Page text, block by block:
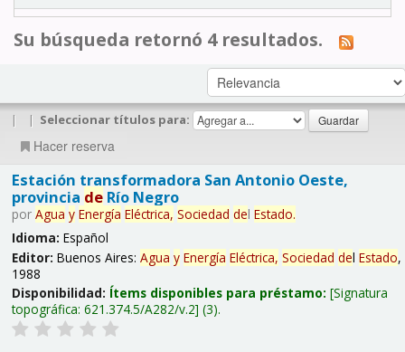
Su búsqueda retornó 4 resultados.
| | Seleccionar títulos para:
Hacer reserva
Estación transformadora San Antonio Oeste,
provincia deRío Negro
por Agua y Energía Eléctrica, Sociedad del Estado.
Idioma: Español
Editor: Buenos Aires: Agua y Energía Eléctrica, Sociedad del Estado,
1988
Disponibilidad: Ítems disponibles para préstamo: Signatura
topográfica: 621.374.5/A282/v.2 (3).